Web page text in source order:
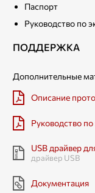
Паспорт
Руководство по
ПОДДЕРЖКА
Дополнительные
Описание
Руководство
USB драйвер
Документация